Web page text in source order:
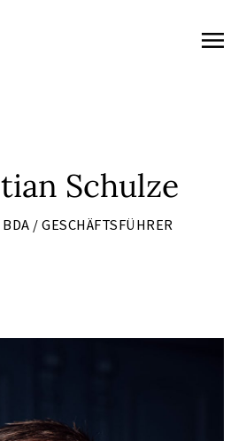
Schulze
/ GESCHÄFTSFÜHRER